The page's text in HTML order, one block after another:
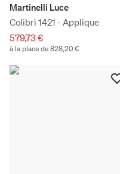
Martinelli Luce
Colibrì 1421 - Applique
579,73 €
à la place de 828,20 €